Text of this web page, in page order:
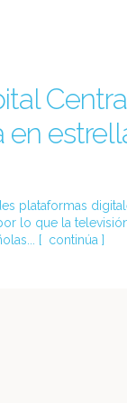
en
plataformas
lo que la
[ continúa ]